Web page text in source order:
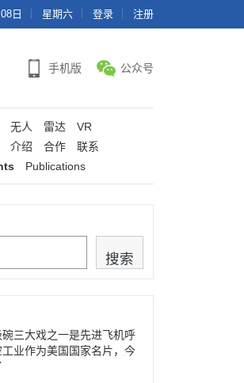
日 星期六 登录 注册
手机版 公众号
无人 雷达
VR
介绍 合作
联系
Publications
搜索
三大戏之一是先进飞机呼
业作为美国国家名片，今